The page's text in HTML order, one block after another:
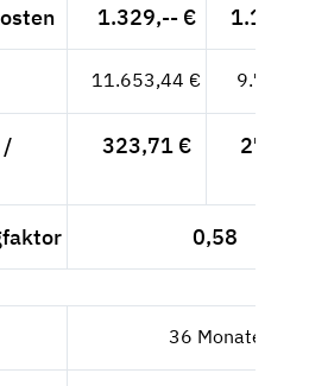
1.329,-- €
11.653,44 €
/
323,71 €
0,58
36 Monate